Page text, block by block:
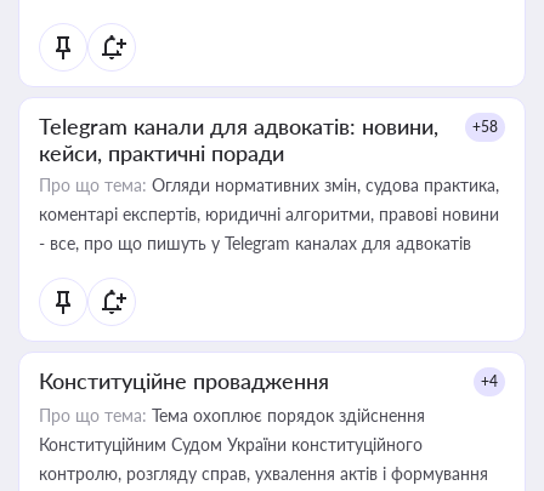
Telegram канали для адвокатів: новини,
кейси, практичні поради
+58
Про що тема: Огляди нормативних змін, судова практика,
коментарі експертів, юридичні алгоритми, правові новини
- все, про що пишуть у Telegram каналах для адвокатів
Конституційне провадження +4
Про що тема: Тема охоплює порядок здійснення
Конституційним Судом України конституційного
контролю, розгляду справ, ухвалення актів і формування